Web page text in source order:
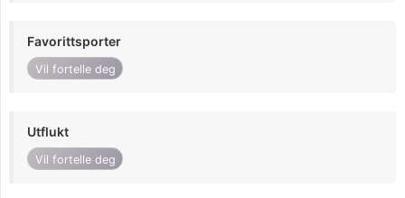
Favorittsporter
Vil fortelle deg
Utflukt
Vil fortelle deg